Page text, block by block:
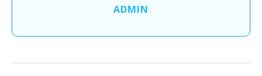
ADMIN